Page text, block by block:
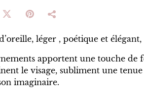
léger , poétique et élégant,
apportent une touche de
le visage, subliment une
imaginaire.